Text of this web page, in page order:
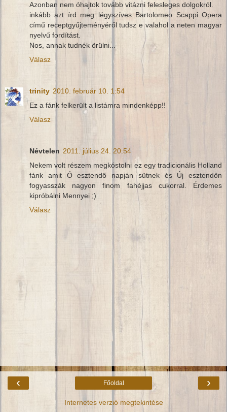
Azonban nem óhajtok tovább vitázni felesleges dolgokról.
inkább azt írd meg légyszíves Bartolomeo Scappi Opera
című receptgyűjteményéről tudsz e valahol a neten magyar
nyelvű fordítást.
Nos, annak tudnék örülni...
Válasz
trinity 2010. február 10. 1:54
Ez a fánk felkerült a listámra mindenképp!!
Válasz
Névtelen 2011. július 24. 20:54
Nekem volt részem megkóstolni ez egy tradicionális Holland
fánk amit Ó esztendő napján sütnek és Új esztendőn
fogyasszák nagyon finom fahéjjas cukorral. Érdemes
kipróbálni Mennyei ;)
Válasz
‹ ›
Főoldal
Internetes verzió megtekintése